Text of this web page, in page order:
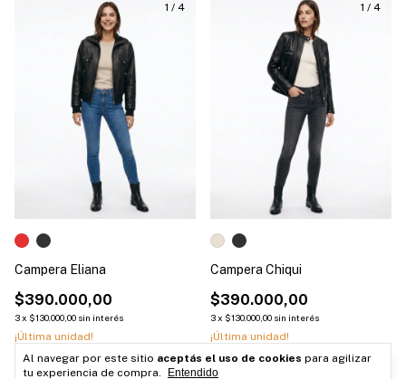
Al navegar por este sitio aceptás el uso de cookies para agilizar
tu experiencia de compra.
Entendido
1 / 4
Campera Eliana
$390.000,00
3x $130.000,00 sin interés
¡Última unidad!
Comprar
1 / 4
Campera Chiqui
$390.000,00
3x $130.000,00 sin interés
¡Última unidad!